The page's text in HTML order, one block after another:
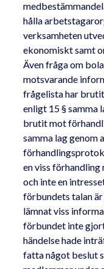
hålla
verksamheten
ekonomiskt samt
Även fråga om
motsvarande
frågelista har
enligt 15 § samma
brutit mot
samma lag genom
en viss
och inte en
förbundets talan
lämnat viss
förbundet inte
händelse hade
fatta något beslut